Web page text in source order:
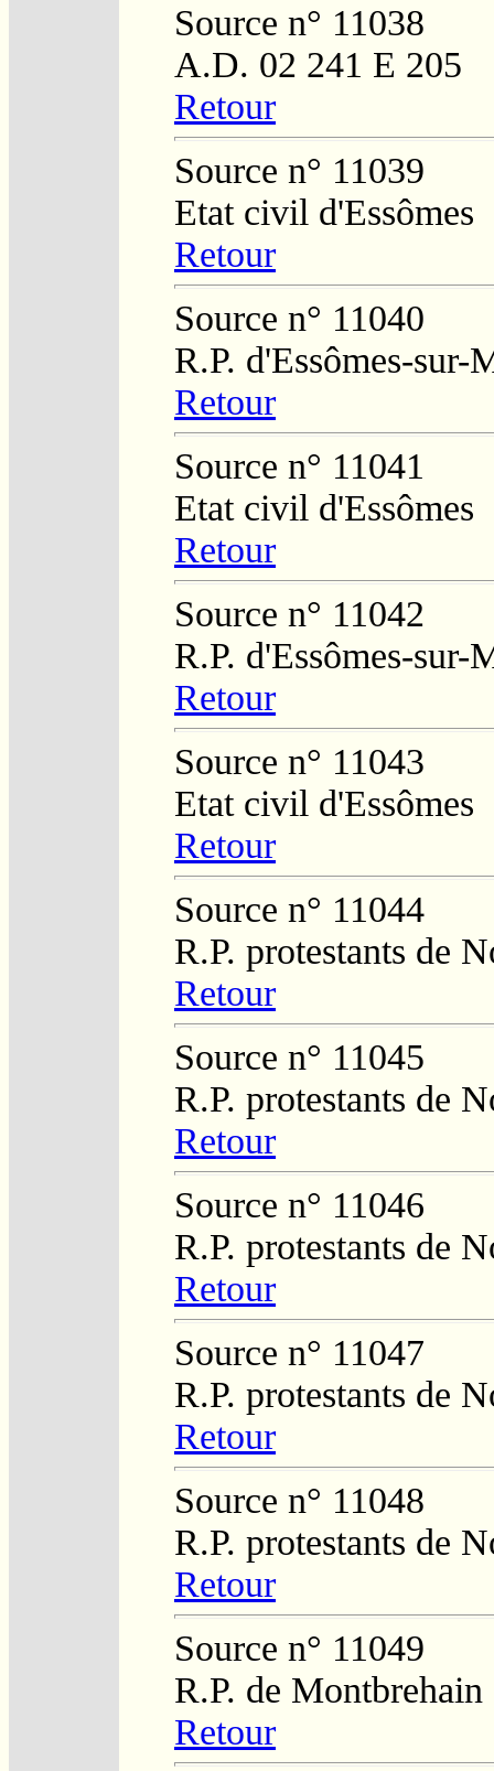
Source n° 11038
A.D. 02 241 E 205
Retour
Source n° 11039
Etat civil d'Essômes
Retour
Source n° 11040
R.P. d'Essômes-sur-
Retour
Source n° 11041
Etat civil d'Essômes
Retour
Source n° 11042
R.P. d'Essômes-sur-
Retour
Source n° 11043
Etat civil d'Essômes
Retour
Source n° 11044
R.P. protestants de
Retour
Source n° 11045
R.P. protestants de
Retour
Source n° 11046
R.P. protestants de
Retour
Source n° 11047
R.P. protestants de
Retour
Source n° 11048
R.P. protestants de
Retour
Source n° 11049
R.P. de Montbrehain
Retour